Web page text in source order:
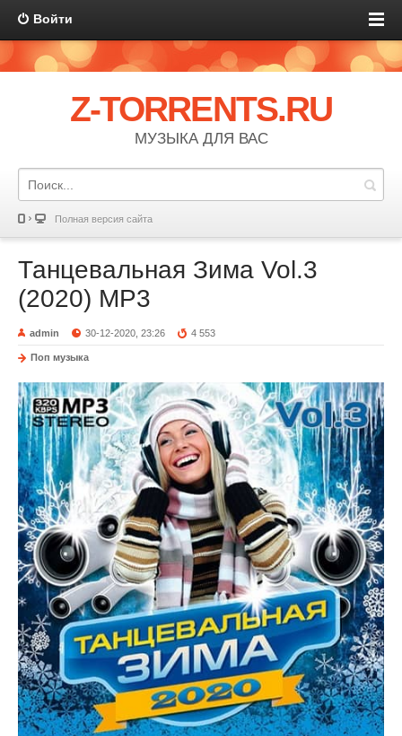
Войти
Z-TORRENTS.RU
МУЗЫКА ДЛЯ ВАС
Полная версия сайта
Танцевальная Зима Vol.3
(2020) MP3
admin 30-12-2020, 23:26 4 553
Поп музыка